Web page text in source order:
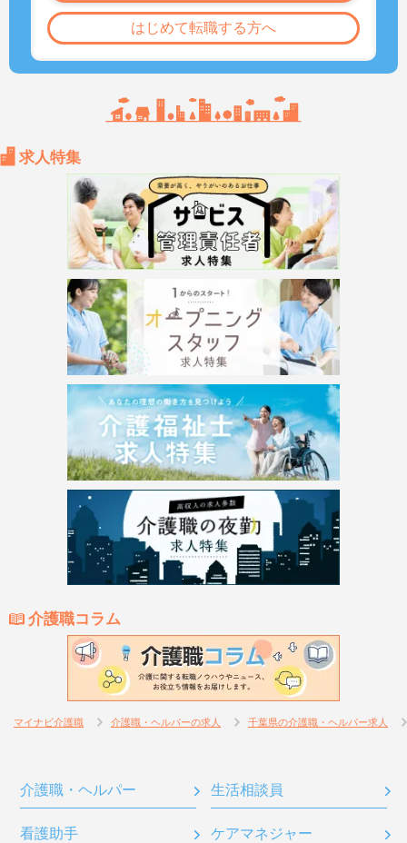
はじめて転職する方へ
求人特集
介護職コラム
マイナビ介護職 介護職・ヘルパーの求人 千葉県の介護職・ヘルパー求人
介護職・ヘルパー 生活相談員
看護助手 ケアマネジャー